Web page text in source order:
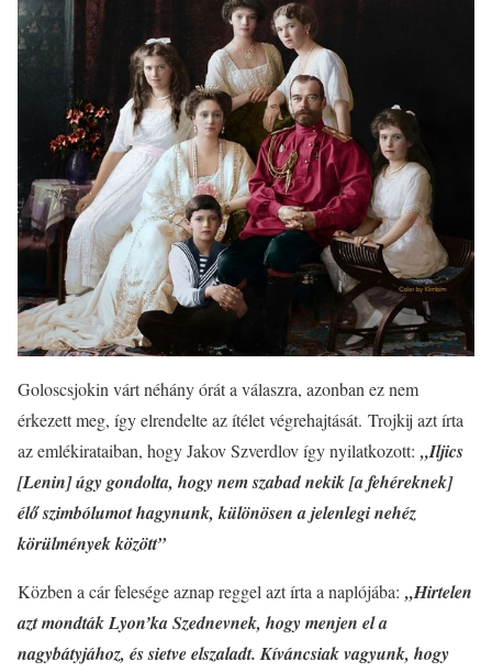
Goloscsjokin várt néhány órát a válaszra, azonban ez nem
érkezett meg, így elrendelte az ítélet végrehajtását. Trojkij azt írta
az emlékirataiban, hogy Jakov Szverdlov így nyilatkozott: „Iljics
[Lenin] úgy gondolta, hogy nem szabad nekik [a fehéreknek]
élő szimbólumot hagynunk, különösen a jelenlegi nehéz
körülmények között”
Közben a cár felesége aznap reggel azt írta a naplójába: „Hirtelen
azt mondták Lyon’ka Szednevnek, hogy menjen el a
nagybátyjához, és sietve elszaladt. Kíváncsiak vagyunk, hogy